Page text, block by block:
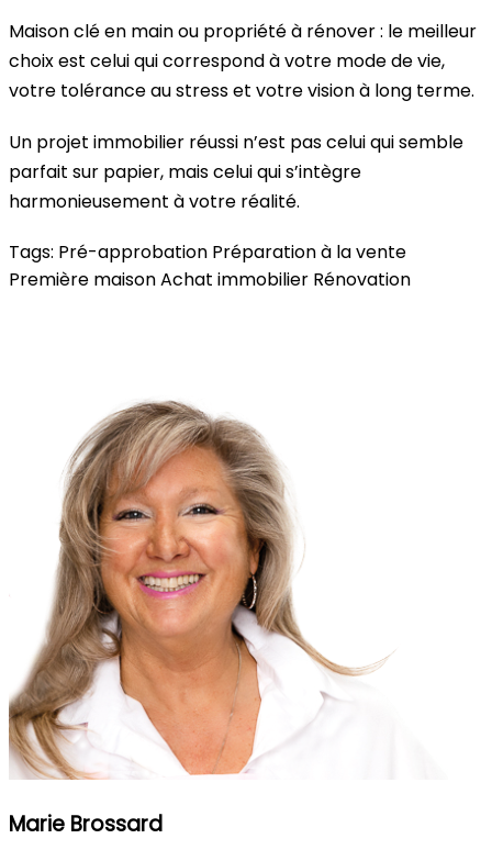
Maison clé en main ou propriété à rénover : le meilleur
choix est celui qui correspond à votre mode de vie,
votre tolérance au stress et votre vision à long terme.
Un projet immobilier réussi n’est pas celui qui semble
parfait sur papier, mais celui qui s’intègre
harmonieusement à votre réalité.
Tags: Pré-approbation Préparation à la vente
Première maisonAchat immobilier Rénovation
Marie Brossard